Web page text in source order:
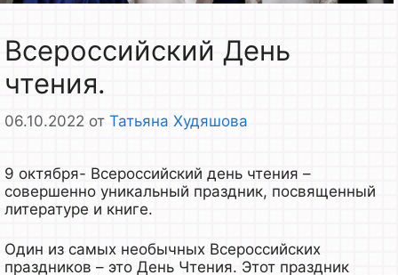
Всероссийский День
чтения.
06.10.2022 от Татьяна Худяшова
9 октября- Всероссийский день чтения –
совершенно уникальный праздник, посвященный
литературе и книге.
Один из самых необычных Всероссийских
праздников – это День Чтения. Этот праздник